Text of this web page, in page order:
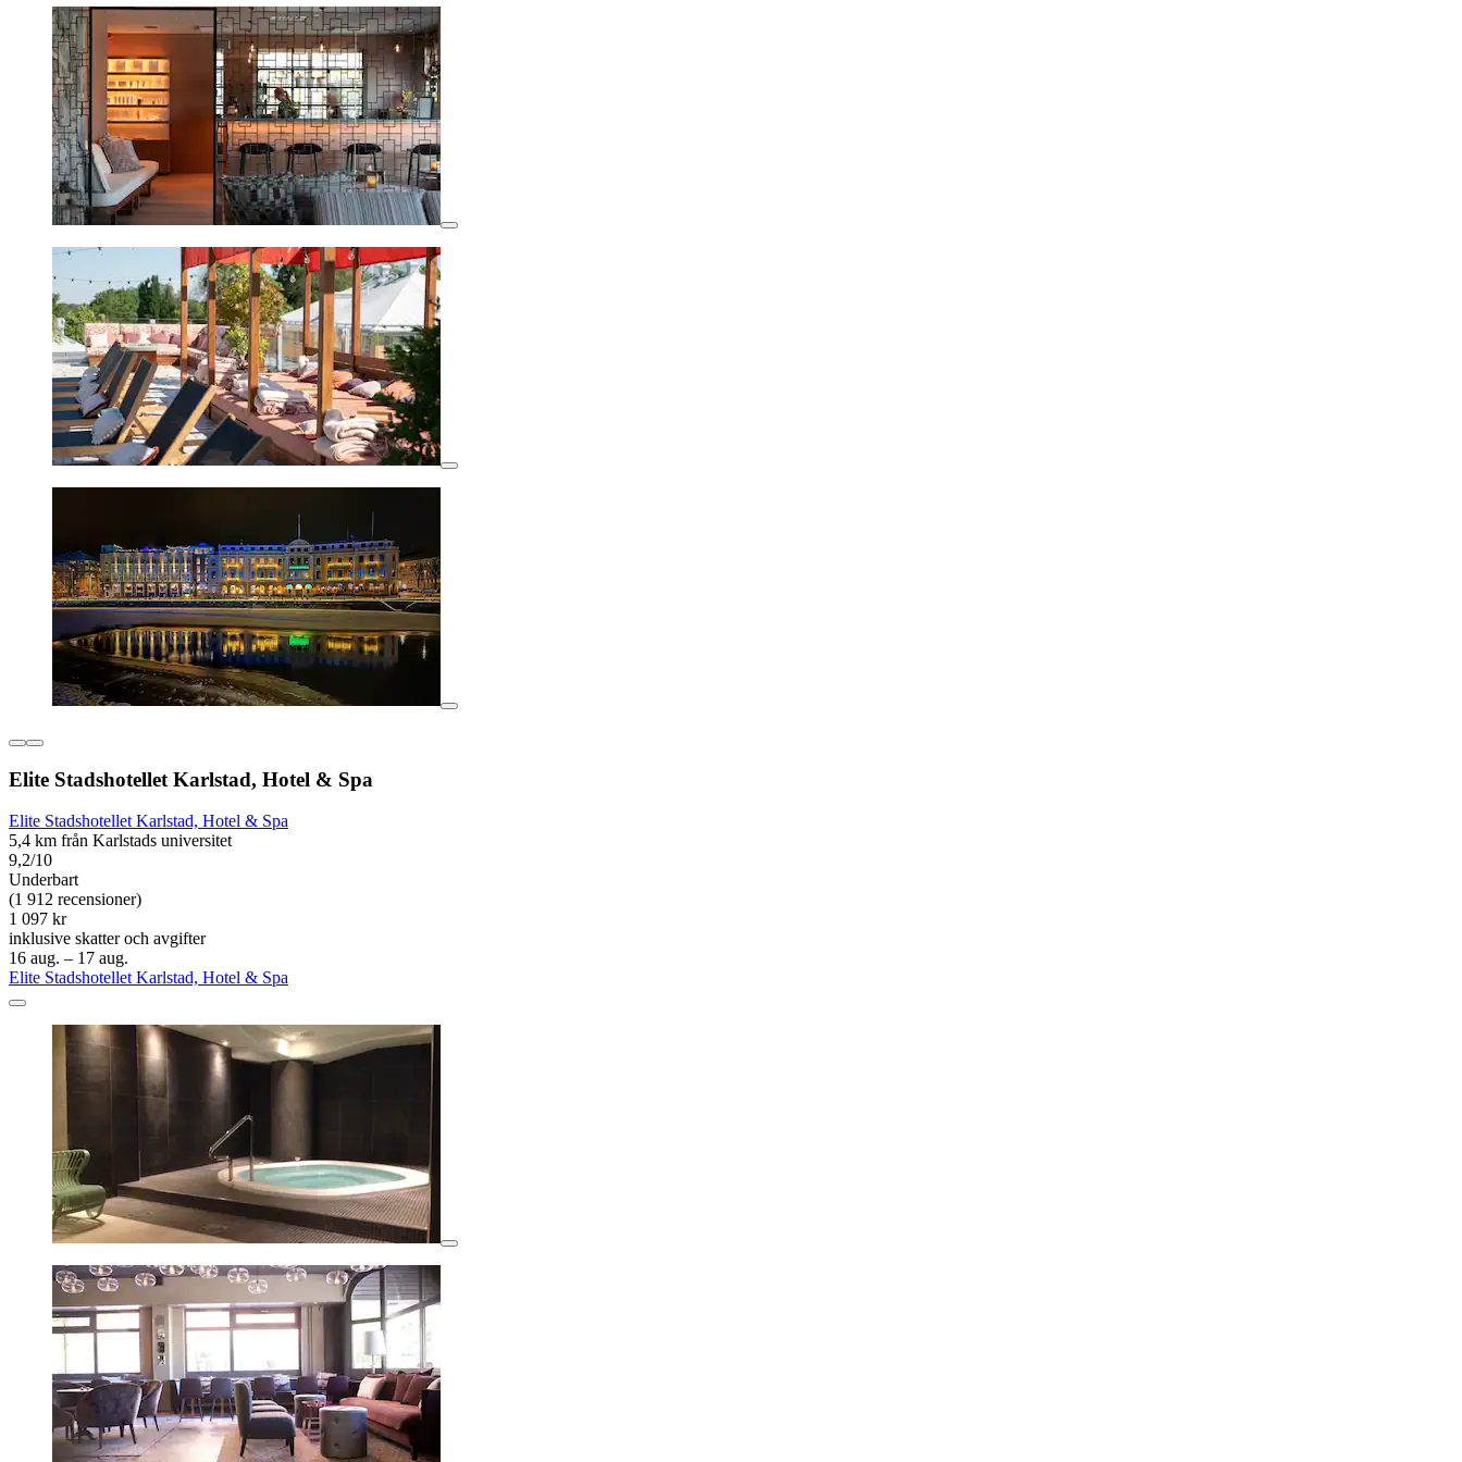
Elite Stadshotellet Karlstad, Hotel & Spa
Elite Stadshotellet Karlstad, Hotel & Spa
5,4 km från Karlstads universitet
9,2/10
Underbart
(1 912 recensioner)
1 097 kr
inklusive skatter och avgifter
16 aug. – 17 aug.
Elite Stadshotellet Karlstad, Hotel & Spa